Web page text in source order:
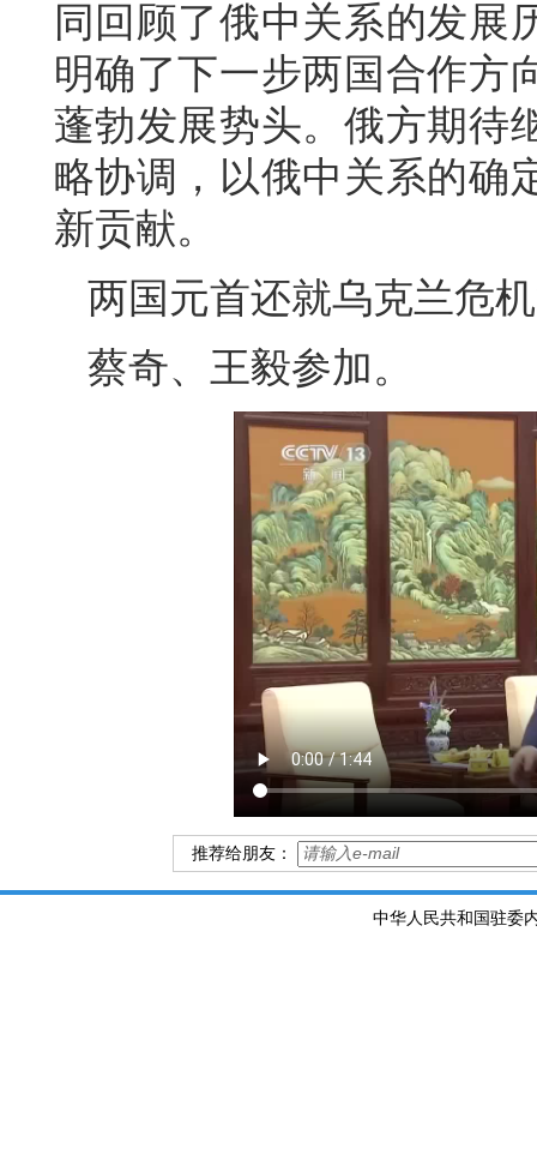
同回顾了俄中关系的发展
明确了下一步两国合作方
蓬勃发展势头。俄方期待
略协调，以俄中关系的确
新贡献。
两国元首还就乌克兰危
蔡奇、王毅参加。
推荐给朋友：
中华人民共和国驻委